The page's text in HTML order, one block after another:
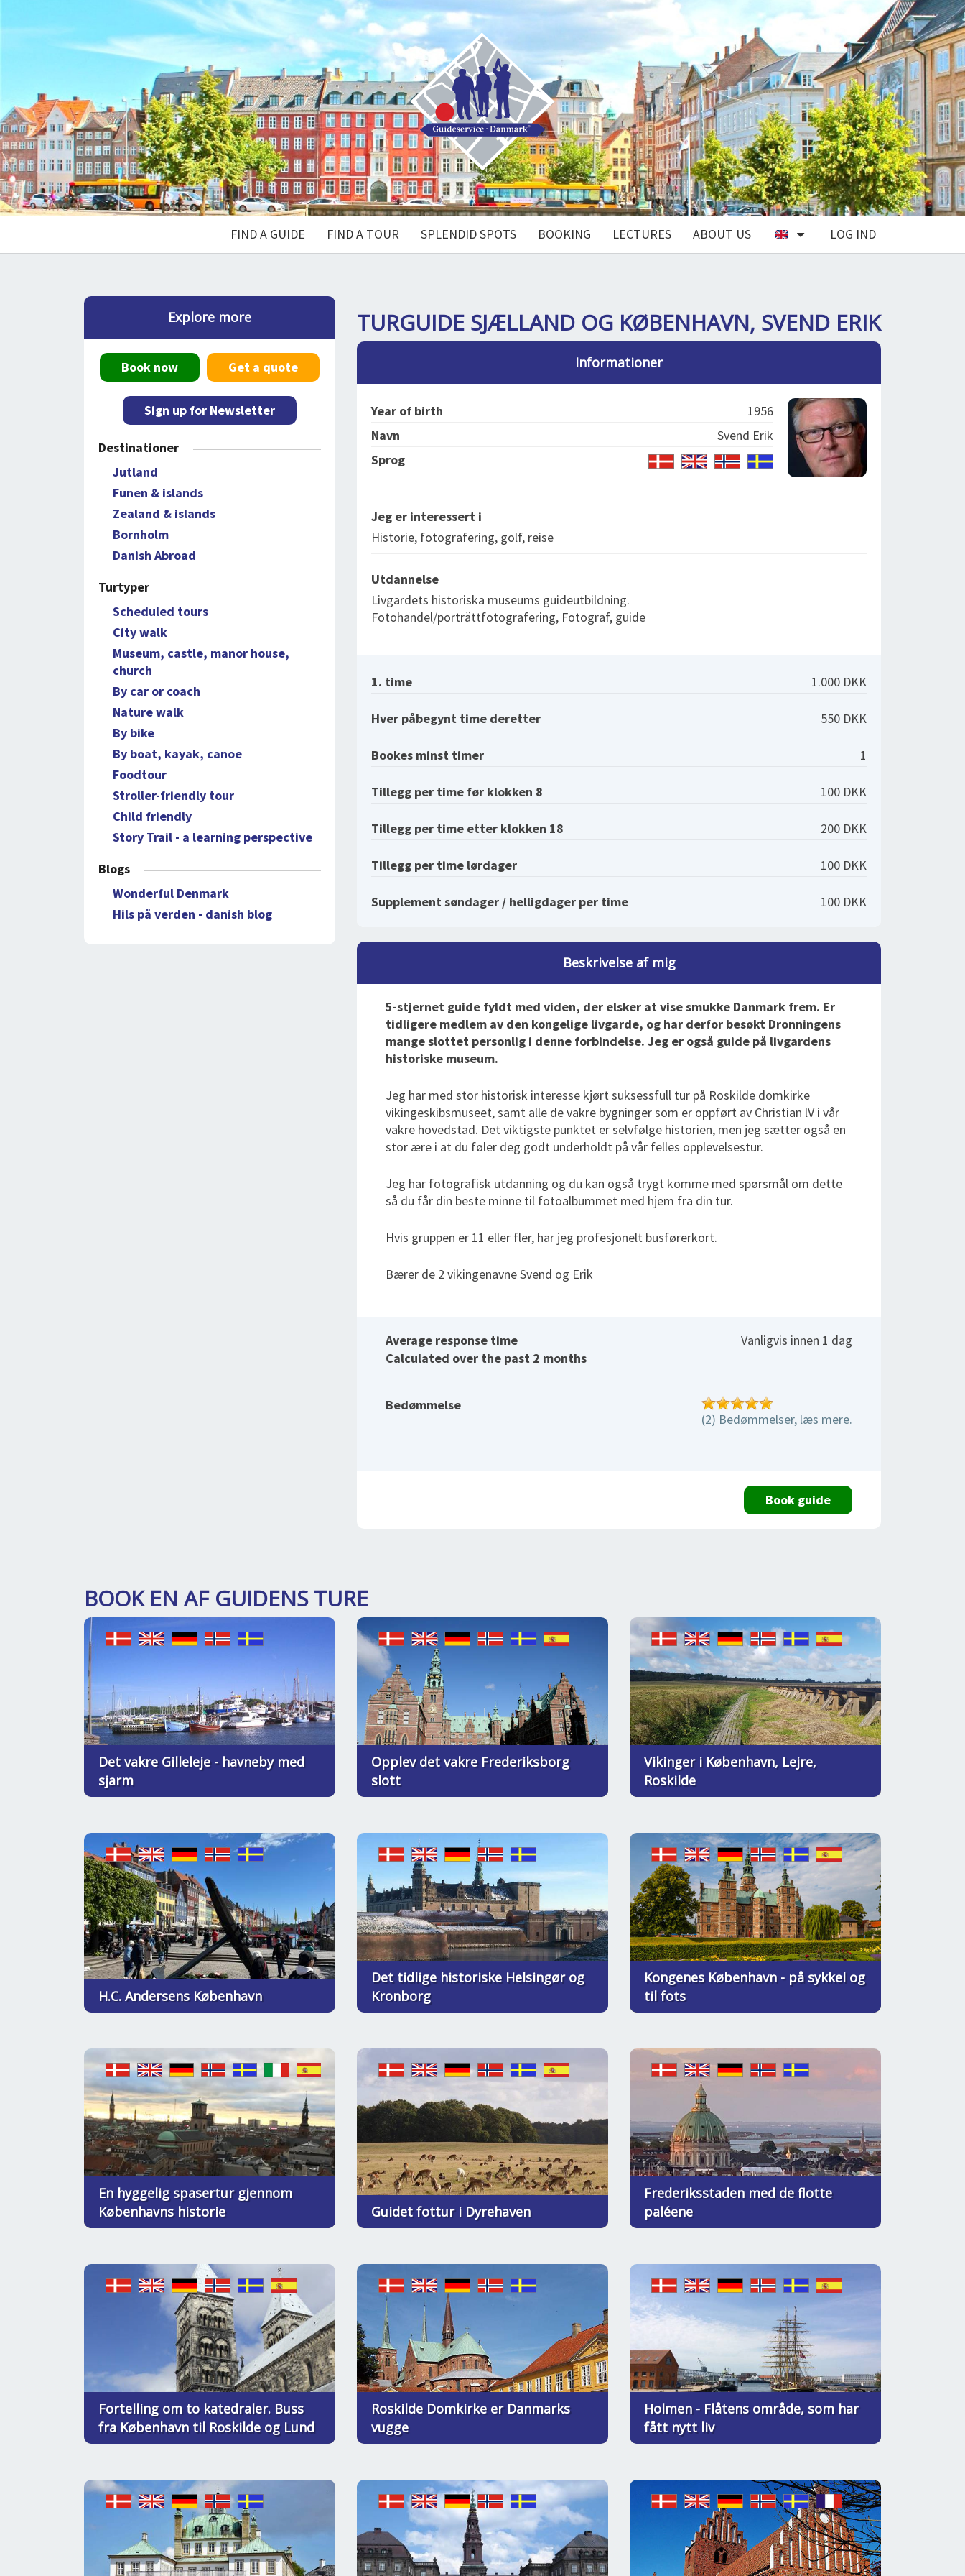
FIND A GUIDE FIND A TOUR SPLENDID SPOTS BOOKING LECTURES ABOUT US LOG IND
TURGUIDE SJÆLLAND OG KØBENHAVN, SVEND ERIK
Informationer
Year of birth
1956
Navn
Svend Erik
Sprog
Jeg er interessert i
Historie, fotografering, golf, reise
Utdannelse
Livgardets historiska museums guideutbildning.
Fotohandel/porträttfotografering, Fotograf, guide
1. time 1.000 DKK
Hver påbegynt time deretter 550 DKK
Bookes minst timer 1
Tillegg per time før klokken 8 100 DKK
Tillegg per time etter klokken 18 200 DKK
Tillegg per time lørdager 100 DKK
Supplement søndager / helligdager per time 100 DKK
Beskrivelse af mig
5-stjernet guide fyldt med viden, der elsker at vise smukke Danmark frem. Er
tidligere medlem av den kongelige livgarde, og har derfor besøkt Dronningens
mange slottet personlig i denne forbindelse. Jeg er også guide på livgardens
historiske museum.
Jeg har med stor historisk interesse kjørt suksessfull tur på Roskilde domkirke
vikingeskibsmuseet, samt alle de vakre bygninger som er oppført av Christian lV i vår
vakre hovedstad. Det viktigste punktet er selvfølge historien, men jeg sætter også en
stor ære i at du føler deg godt underholdt på vår felles opplevelsestur.
Jeg har fotografisk utdanning og du kan også trygt komme med spørsmål om dette
så du får din beste minne til fotoalbummet med hjem fra din tur.
Hvis gruppen er 11 eller fler, har jeg profesjonelt busførerkort.
Bærer de 2 vikingenavne Svend og Erik
Average response time
Calculated over the past 2 months
Vanligvis innen 1 dag
Bedømmelse
(2) Bedømmelser, læs mere.
Book guide
Explore more
Book now Get a quote
Sign up for Newsletter
Destinationer
Jutland
Funen & islands
Zealand & islands
Bornholm
Danish Abroad
Turtyper
Scheduled tours
City walk
Museum, castle, manor house,
church
By car or coach
Nature walk
By bike
By boat, kayak, canoe
Foodtour
Stroller-friendly tour
Child friendly
Story Trail - a learning perspective
Blogs
Wonderful Denmark
Hils på verden - danish blog
BOOK EN AF GUIDENS TURE
Det vakre Gilleleje - havneby med
sjarm
Opplev det vakre Frederiksborg
slott
Vikinger i København, Lejre,
Roskilde
H.C. Andersens København
Det tidlige historiske Helsingør og
Kronborg
Kongenes København - på sykkel og
til fots
En hyggelig spasertur gjennom
Københavns historie
Guidet fottur i Dyrehaven
Frederiksstaden med de flotte
paléene
Fortelling om to katedraler. Buss
fra København til Roskilde og Lund
Roskilde Domkirke er Danmarks
vugge
Holmen - Flåtens område, som har
fått nytt liv